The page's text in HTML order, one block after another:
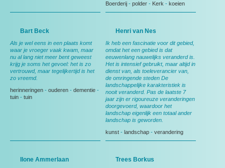
Boerderij - polder - Kerk - koeien
Bart Beck
Als je wel eens in een plaats komt
waar je vroeger vaak kwam, maar
nu al lang niet meer bent geweest
krijg je soms het gevoel: het is zo
vertrouwd, maar tegelijkertijd is het
zo vreemd.
herinneringen - ouderen - dementie -
tuin - tuin
Henri van Nes
Ik heb een fascinatie voor dit gebied,
omdat het een gebied is dat
eeuwenlang nauwelijks veranderd is.
Het is intensief gebruikt, maar altijd in
dienst van, als toeleverancier van,
de omringende steden De
landschappelijke karakteristiek is
nooit veranderd. Pas de laatste 7
jaar zijn er rigoureuze veranderingen
doorgevoerd, waardoor het
landschap eigenlijk een totaal ander
landschap is geworden.
kunst - landschap - verandering
Ilone Ammerlaan Trees Borkus